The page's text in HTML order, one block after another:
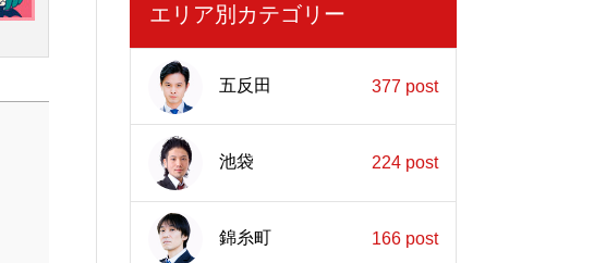
エリア別カテゴリー
五反田 377 post
池袋 224 post
錦糸町 166 post